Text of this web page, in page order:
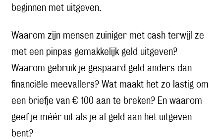
beginnen met uitgeven.
Waarom zijn mensen zuiniger met cash terwijl ze
met een pinpas gemakkelijk geld uitgeven?
Waarom gebruik je gespaard geld anders dan
financiële meevallers? Wat maakt het zo lastig om
een briefje van € 100 aan te breken? En waarom
geef je méér uit als je al geld aan het uitgeven
bent?